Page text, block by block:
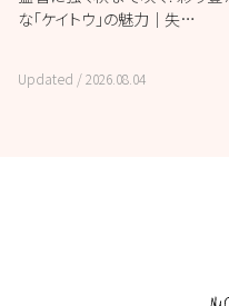
な「ケイトウ」の魅力｜失…
Updated /2026.08.04